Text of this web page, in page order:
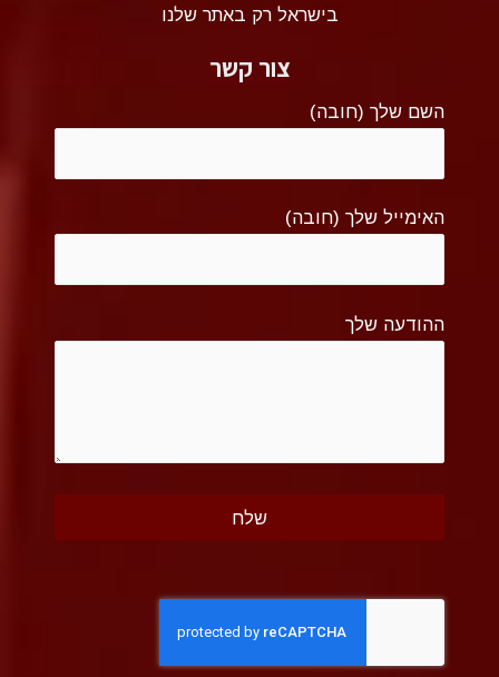
בישראל רק באתר שלנו
צור קשר
השם שלך (חובה)
האימייל שלך (חובה)
ההודעה שלך